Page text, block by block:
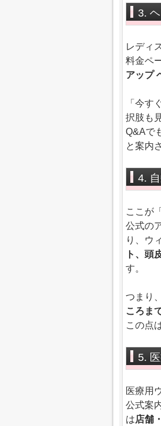
3.
レディ
料金ペ
アップ
「今す
択肢も
Q&Aで
と案内
4.
ここが
公式の
り、ウ
ト、頭
す。
つまり
ころま
この点
5.
医療用
公式案
は店舗